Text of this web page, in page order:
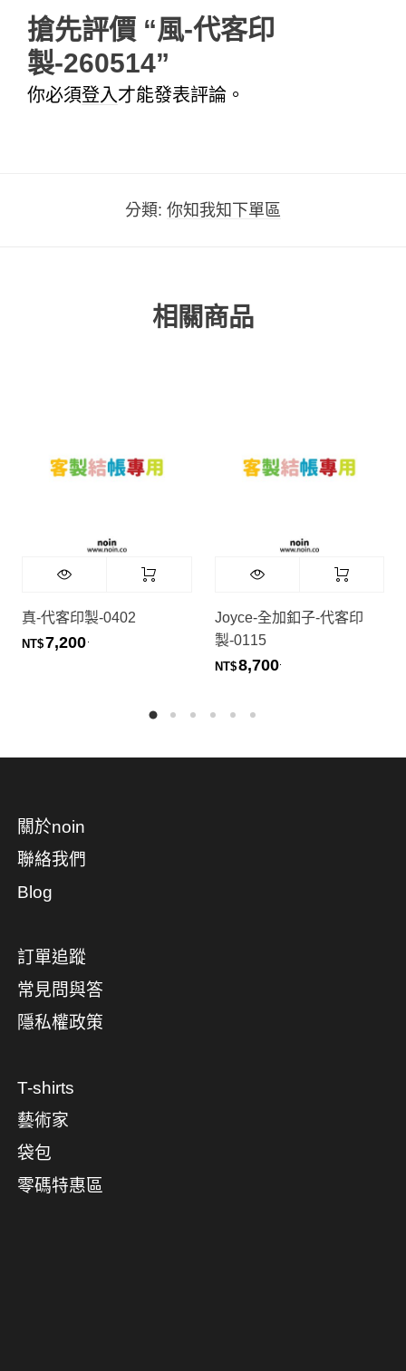
搶先評價 “風-代客印
製-260514”
你必須登入才能發表評論。
分類: 你知我知下單區
相關商品
真-代客印製-0402
NT$7,200
Joyce-全加釦子-代客印
製-0115
NT$8,700
關於noin
聯絡我們
Blog
訂單追蹤
常見問與答
隱私權政策
T-shirts
藝術家
袋包
零碼特惠區